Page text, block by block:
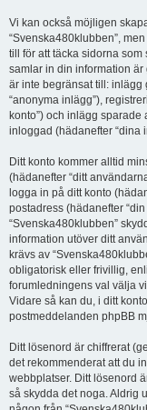
Vi kan också möjligen
“Svenska480klubben”,
till för att täcka sidorna
samlar in din information är
är inte begränsat till:
“anonyma inlägg”),
konto”) och inlägg
inloggad (hädanefter “dina
Ditt konto kommer alltid
(hädanefter “ditt
logga in på ditt konto
postadress (hädanefter
“Svenska480klubben”
information utöver ditt
krävs av
obligatorisk eller frivillig,
forumledningens val välja
Vidare så kan du, i ditt
postmeddelanden phpBB
Ditt lösenord är chiffrerat
det rekommenderat att du
webbplatser. Ditt lösenord
så skydda det noga. Aldrig